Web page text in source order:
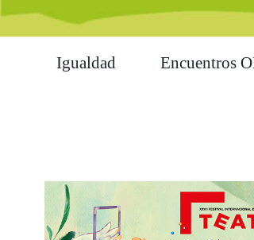
Igualdad Encuentros